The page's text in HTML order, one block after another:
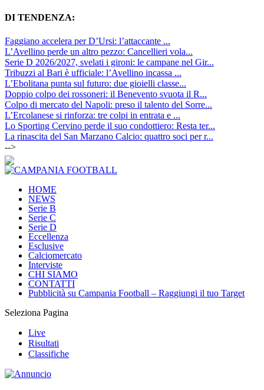
DI TENDENZA:
Faggiano accelera per D’Ursi: l’attaccante ...
L’Avellino perde un altro pezzo: Cancellieri vola...
Serie D 2026/2027, svelati i gironi: le campane nel Gir...
Tribuzzi al Bari è ufficiale: l’Avellino incassa ...
L’Ebolitana punta sul futuro: due gioielli classe...
Doppio colpo dei rossoneri: il Benevento svuota il R...
Colpo di mercato del Napoli: preso il talento del Sorre...
L’Ercolanese si rinforza: tre colpi in entrata e ...
Lo Sporting Cervino perde il suo condottiero: Resta ter...
La rinascita del San Marzano Calcio: quattro soci per r...
-->
HOME
NEWS
Serie B
Serie C
Serie D
Eccellenza
Esclusive
Calciomercato
Interviste
CHI SIAMO
CONTATTI
Pubblicità su Campania Football – Raggiungi il tuo Target
Seleziona Pagina
Live
Risultati
Classifiche